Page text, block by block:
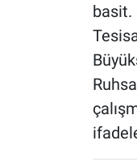
basit.